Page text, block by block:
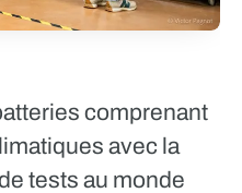
comprenant
avec la
tests au monde